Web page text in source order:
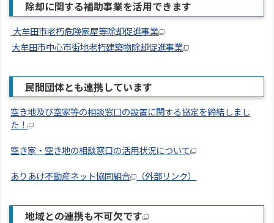
除却に関する補助事業を活用できます
大牟田市老朽危険家屋等除却促進事業
大牟田市中心市街地老朽建築物除却促進事業
民間団体とも連携しています
空き地及び空家等の相談窓口の設置に関する協定を締結しまし
た！
空き家・空き地の相談窓口の活用状況について
ありあけ不動産ネット協同組合 （外部リンク）
地域との連携も不可欠です